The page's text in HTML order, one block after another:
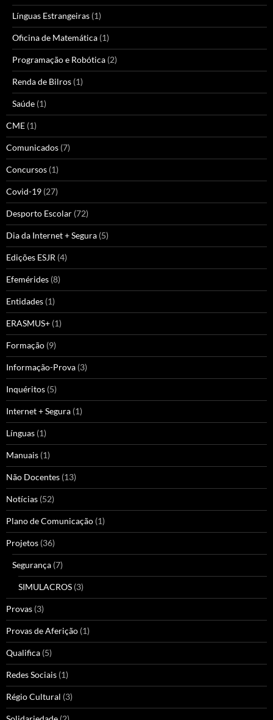
Línguas Estrangeiras (1)
Oficina de Matemática (1)
Programação e Robótica (2)
Renda de Bilros (1)
Saúde (1)
CME (1)
Comunicados (7)
Concursos (1)
Covid-19 (27)
Desporto Escolar (72)
Dia da Internet + Segura (5)
Edições ESJR (4)
Efemérides (8)
Entidades (1)
ERASMUS+ (1)
Formação (9)
Informação-Prova (3)
Inquéritos (5)
Internet + Segura (1)
Línguas (1)
Manuais (1)
Não Docentes (13)
Notícias (52)
Plano de Comunicação (1)
Projetos (36)
Segurança (7)
SIMULACROS (3)
Provas (3)
Provas de Aferição (1)
Qualifica (5)
Redes Sociais (1)
Régio Cultural (3)